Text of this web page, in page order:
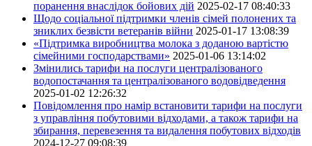
поранення внаслідок бойових дій 2025-02-17 08:40:33
Щодо соціальної підтримки членів сімей полонених та
зниклих безвісти ветеранів війни 2025-01-17 13:08:39
«Підтримка виробництва молока з доданою вартістю
сімейними господарствами» 2025-01-06 13:14:02
Змінились тарифи на послуги централізованого
водопостачання та централізованого водовідведення
2025-01-02 12:26:32
Повідомлення про намір встановити тарифи на послуги
з управління побутовими відходами, а також тарифи на
збирання, перевезення та видалення побутових відходів
2024-12-27 09:08:39